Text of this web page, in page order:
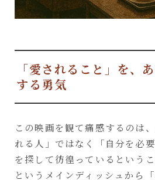
「愛されること」を、
する勇気
この映画を観て痛感するのは
れる人」ではなく「自分を必
を探して彷徨っているという
というメインディッシュから